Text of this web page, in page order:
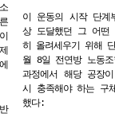
이 운동의 시작 단계
상 도달했던 그 어떤
히 올려세우기 위해
월 8일 전연방 노동
과정에서 해당 공장
시 충족해야 하는 구
했다: